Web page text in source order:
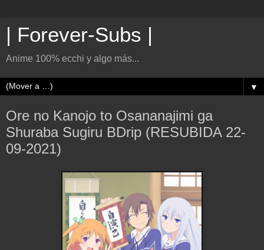
| Forever-Subs |
Anime 100% ecchi y algo más...
▼
Ore no Kanojo to Osananajimi ga
Shuraba Sugiru BDrip (RESUBIDA 22-
09-2021)